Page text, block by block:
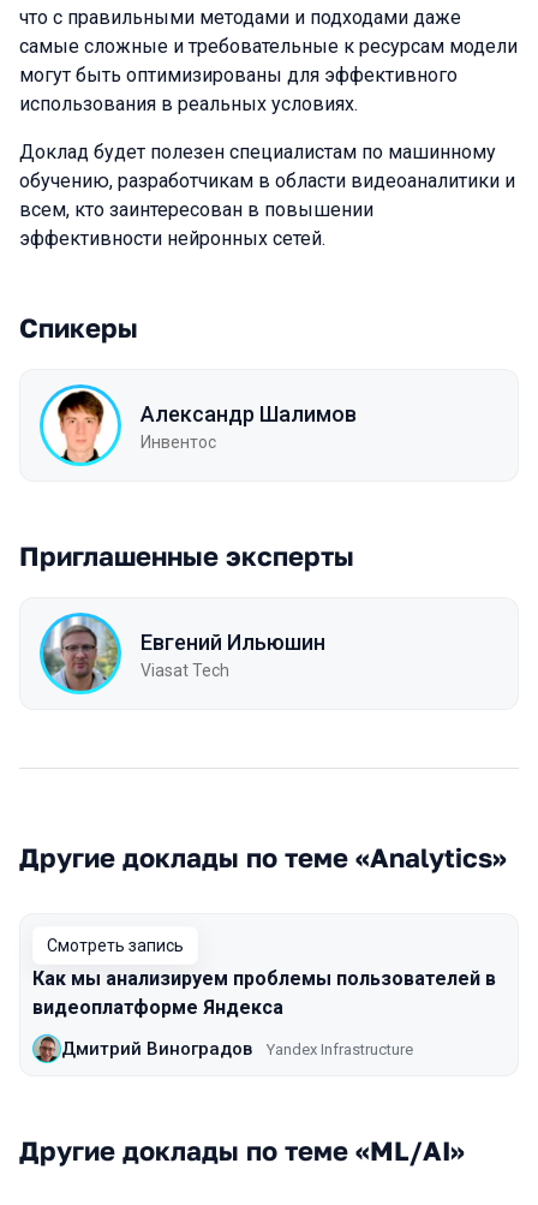
что с правильными методами и подходами даже
самые сложные и требовательные к ресурсам модели
могут быть оптимизированы для эффективного
использования в реальных условиях.
Доклад будет полезен специалистам по машинному
обучению, разработчикам в области видеоаналитики и
всем, кто заинтересован в повышении
эффективности нейронных сетей.
Спикеры
Александр Шалимов
Инвентос
Приглашенные эксперты
Евгений Ильюшин
Viasat Tech
Другие доклады по теме «Analytics»
Смотреть запись
Как мы анализируем проблемы пользователей в
видеоплатформе Яндекса
Дмитрий Виноградов Yandex Infrastructure
Другие доклады по теме «ML/AI»